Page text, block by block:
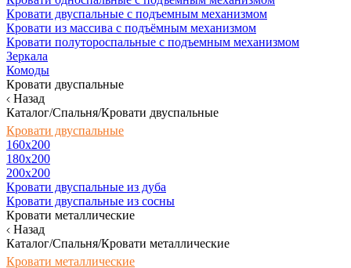
Кровати двуспальные с подъемным механизмом
Кровати из массива с подъёмным механизмом
Кровати полутороспальные с подъемным механизмом
Зеркала
Комоды
Кровати двуспальные
Назад
Каталог/Спальня/Кровати двуспальные
Кровати двуспальные
160х200
180x200
200x200
Кровати двуспальные из дуба
Кровати двуспальные из сосны
Кровати металлические
Назад
Каталог/Спальня/Кровати металлические
Кровати металлические